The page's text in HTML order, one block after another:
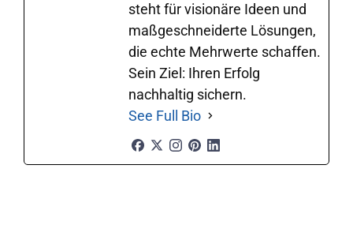
steht für visionäre Ideen und
maßgeschneiderte Lösungen,
die echte Mehrwerte schaffen.
Sein Ziel: Ihren Erfolg
nachhaltig sichern.
See Full Bio